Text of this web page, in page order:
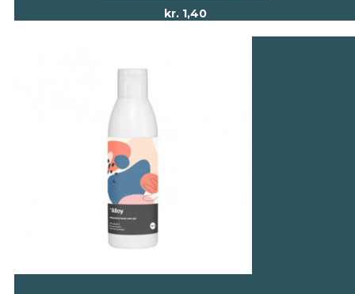
kr. 1,40